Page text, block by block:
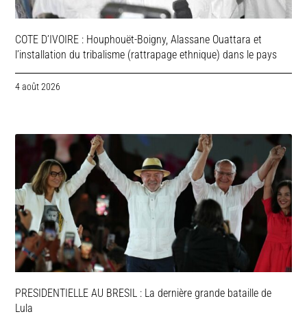
COTE D’IVOIRE : Houphouët-Boigny, Alassane Ouattara et
l’installation du tribalisme (rattrapage ethnique) dans le pays
4 août 2026
PRESIDENTIELLE AU BRESIL : La dernière grande bataille de
Lula